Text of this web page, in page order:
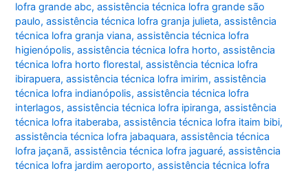
lofra grande abc,assistência técnica lofra grande são
paulo,assistência técnica lofra granja julieta,assistência
técnica lofra granja viana,assistência técnica lofra
higienópolis,assistência técnica lofra horto,assistência
técnica lofra horto florestal,assistência técnica lofra
ibirapuera,assistência técnica lofra imirim,assistência
técnica lofra indianópolis,assistência técnica lofra
interlagos,assistência técnica lofra ipiranga,assistência
técnica lofra itaberaba,assistência técnica lofra itaim bibi,
assistência técnica lofra jabaquara,assistência técnica
lofra jaçanã,assistência técnica lofra jaguaré,assistência
técnica lofra jardim aeroporto,assistência técnica lofra